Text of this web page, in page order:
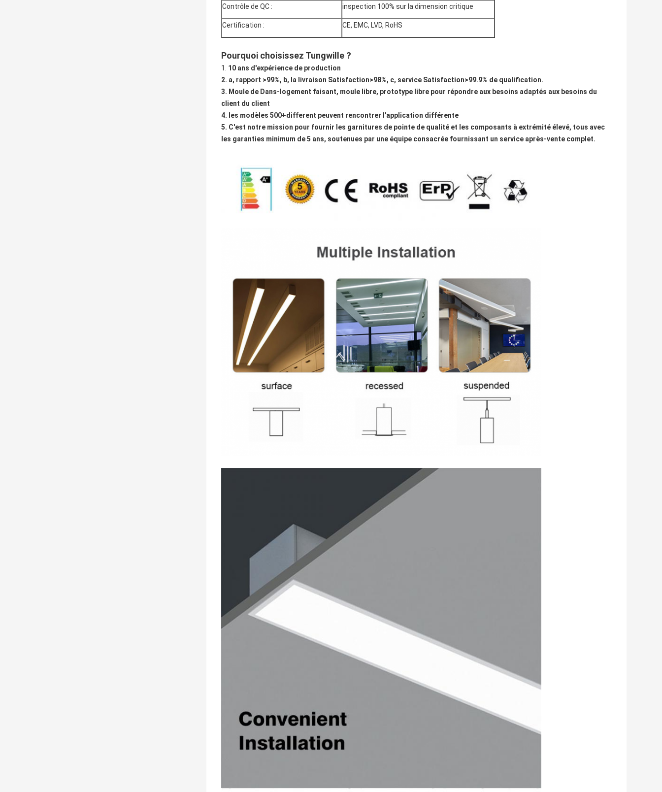
Contrôle de QC : inspection 100% sur la dimension critique
Certification : CE, EMC, LVD, RoHS
Pourquoi choisissez Tungwille ?
1. 10 ans d'expérience de production
2. a, rapport >99%, b, la livraison Satisfaction>98%, c, service Satisfaction>99.9% de qualification.
3. Moule de Dans-logement faisant, moule libre, prototype libre pour répondre aux besoins adaptés aux besoins du
client du client
4. les modèles 500+different peuvent rencontrer l'application différente
5. C'est notre mission pour fournir les garnitures de pointe de qualité et les composants à extrémité élevé, tous avec
les garanties minimum de 5 ans, soutenues par une équipe consacrée fournissant un service après-vente complet.